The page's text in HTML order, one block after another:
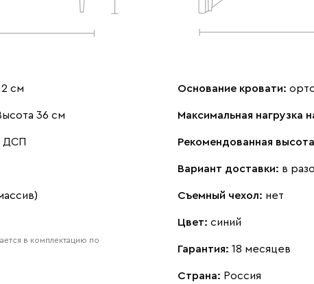
см
36 см
ДСП
в комплектацию по
Основание кровати:
Максимальная нагрузка
Рекомендованная
Вариант доставки: в
Съемный чехол: нет
Цвет: синий
Гарантия: 18 месяцев
Страна: Россия